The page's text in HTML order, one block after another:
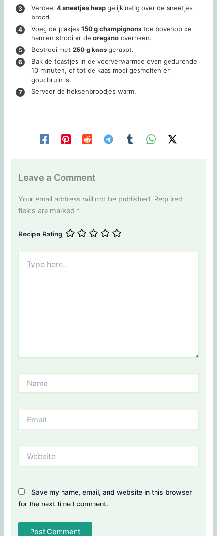
Verdeel4 sneetjes hesp gelijkmatig over de sneetjes
brood.
Voeg de plakjes150 g champignons toe bovenop de
ham en strooi er deoregano overheen.
Bestrooi met250 g kaas geraspt.
Bak de toastjes in de voorverwarmde oven gedurende
10 minuten, of tot de kaas mooi gesmolten en
goudbruin is.
Serveer de heksenbroodjes warm.
Leave a Comment
Your email address will not be published. Required
fields are marked *
Recipe Rating
here..
Save my name, email, and website in this browser
for the next time I comment.